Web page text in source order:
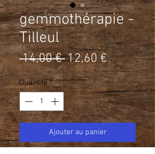
gemmothérapie -
Tilleul
14,00 € Prix
original
12,60 €Prix
Quantité *
Ajouter au panier